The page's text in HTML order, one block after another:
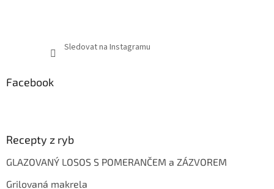
Sledovat na Instagramu
Facebook
Recepty z ryb
GLAZOVANÝ LOSOS S POMERANČEM a ZÁZVOREM
Grilovaná makrela